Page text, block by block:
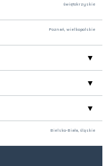
świętokrzyskie
Poznań, wielkopolskie
Bielsko-Biała, śląskie